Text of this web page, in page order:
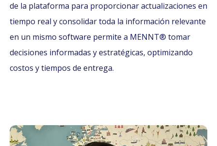
de la plataforma para proporcionar actualizaciones en
tiempo real y consolidar toda la información relevante
en un mismo software permite a MENNT® tomar
decisiones informadas y estratégicas, optimizando
costos y tiempos de entrega.